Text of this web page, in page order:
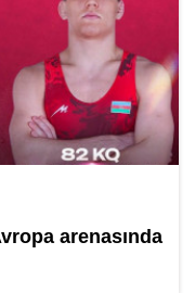
arenasında